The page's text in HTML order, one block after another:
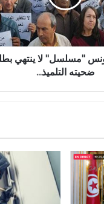
"مسلسل" لا ينتهي
ضحيته التلميذ...